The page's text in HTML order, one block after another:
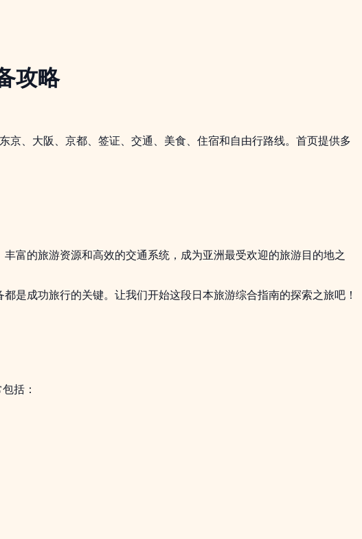
攻略
、大阪、京都、签证、交通、美食、住宿和自由行路线。首页提供多
富的旅游资源和高效的交通系统，成为亚洲最受欢迎的旅游目的地之
都是成功旅行的关键。让我们开始这段日本旅游综合指南的探索之旅吧！
括：